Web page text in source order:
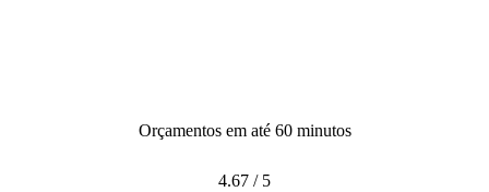
Orçamentos em até 60 minutos
4.67 / 5